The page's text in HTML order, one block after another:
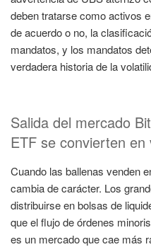
deben tratarse como activos
de acuerdo o no, la
mandatos, y los mandatos
verdadera historia de la
Salida del mercado
ETF se convierten en
Cuando las ballenas venden
cambia de carácter. Los
distribuirse en bolsas de
que el flujo de órdenes
es un mercado que cae más